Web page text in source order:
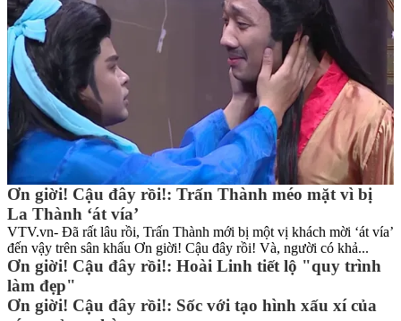
Ơn giời! Cậu đây rồi!: Trấn Thành méo mặt vì bị
La Thành ‘át vía’
VTV.vn- Đã rất lâu rồi, Trấn Thành mới bị một vị khách mời ‘át vía’
đến vậy trên sân khấu Ơn giời! Cậu đây rồi! Và, người có khả...
Ơn giời! Cậu đây rồi!: Hoài Linh tiết lộ "quy trình
làm đẹp"
Ơn giời! Cậu đây rồi!: Sốc với tạo hình xấu xí của